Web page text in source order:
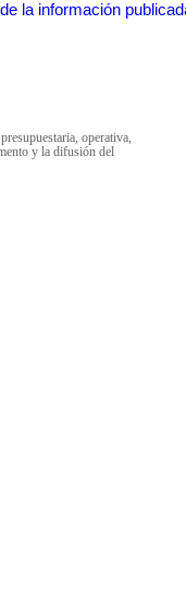
la información
operativa,
y la difusión del